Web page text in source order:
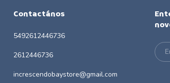
Contactános
5492612446736
2612446736
increscendobaystore@gmail.com